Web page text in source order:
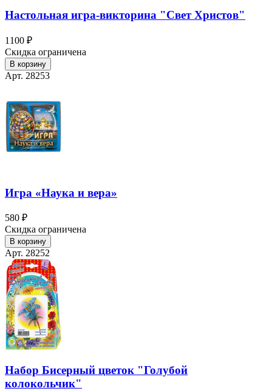
Настольная игра-викторина "Свет Христов"
1100 ₽
Скидка ограничена
В корзину
Арт. 28253
Игра «Наука и вера»
580 ₽
Скидка ограничена
В корзину
Арт. 28252
Набор Бисерный цветок "Голубой
колокольчик"